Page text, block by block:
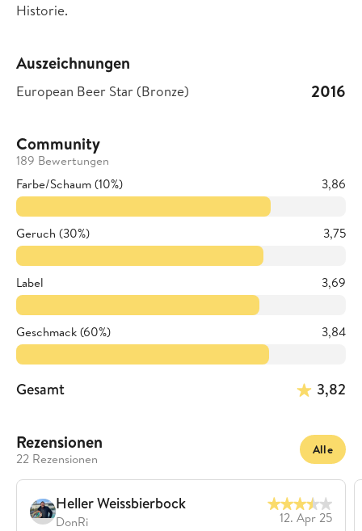
Historie.
Auszeichnungen
European Beer Star (Bronze) 2016
Community
189 Bewertungen
Farbe/Schaum (10%)
3,86
Geruch (30%) 3,75
Label 3,69
Geschmack (60%) 3,84
Gesamt 3,82
Rezensionen
22 Rezensionen
Alle
Heller Weissbierbock
DonRi 12. Apr 25